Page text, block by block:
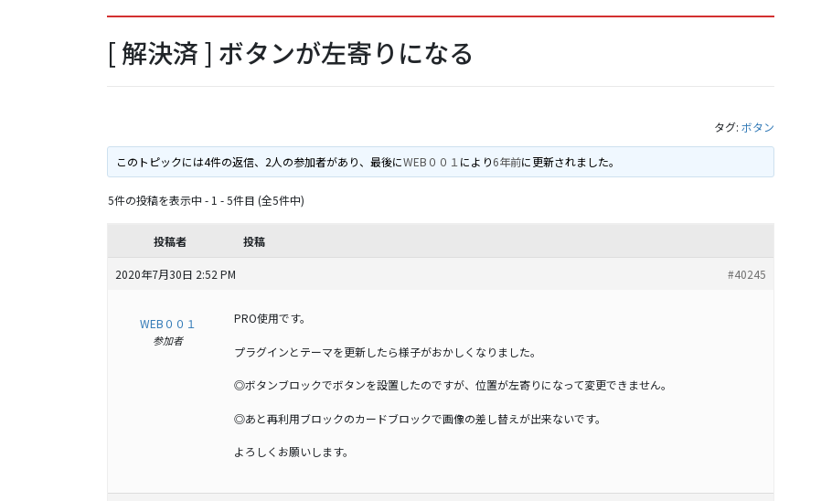
[ 解決済 ] ボタンが左寄りになる
タグ: ボタン
このトピックには4件の返信、2人の参加者があり、最後にWEB００１ により6年前に更新されました。
5件の投稿を表示中 - 1 - 5件目 (全5件中)
投稿者 投稿
2020年7月30日 2:52 PM #40245
WEB００１
参加者
PRO使用です。
プラグインとテーマを更新したら様子がおかしくなりました。
◎ボタンブロックでボタンを設置したのですが、位置が左寄りになって変更できません。
◎あと再利用ブロックのカードブロックで画像の差し替えが出来ないです。
よろしくお願いします。